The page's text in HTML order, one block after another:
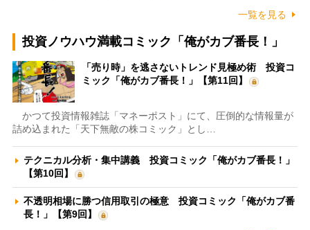
一覧を見る
投資ノウハウ満載コミック「俺がカブ番長！」
「売り時」を逃さないトレンド見極め術 投資コ
ミック「俺がカブ番長！」【第11回】
かつて投資情報雑誌「マネーポスト」にて、圧倒的な情報量が
詰め込まれた「天下無敵の株コミック」とし…
テクニカル分析・集中講義 投資コミック「俺がカブ番長！」
【第10回】
不透明相場に勝つ信用取引の極意 投資コミック「俺がカブ番
長！」【第9回】